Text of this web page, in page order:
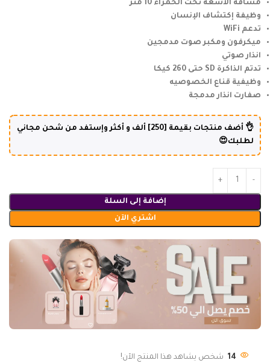
مسافة الاشعه تحت الحمراء 10 متر
وظيفة إكتشاف الإنسان
تدعم WiFi
ميكرفون ومكبر صوت مدمجين
انذار صوتي
تدتم الذاكرة SD حتى 260 كيكا
وظيفية قناع الخصوصيه
صفارت انذار مدمجة
👌 أضف منتجات بقيمة [250] ألف و أكثر وإستفد من شحن مجاني
لطلبك😍
إضافة إلى السلة
اشتري الآن
14 شخص يشاهد هذا المنتج الآن!